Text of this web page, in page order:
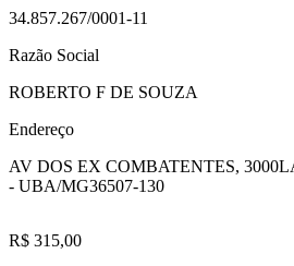
34.857.267/0001-11
Razão Social
ROBERTO F DE SOUZA
Endereço
AV DOS EX COMBATENTES, 3000
- UBA/MG36507-130
R$ 315,00